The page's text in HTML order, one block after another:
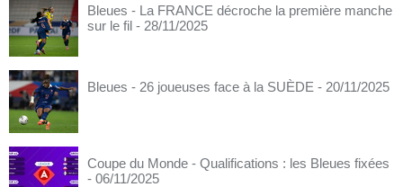
Bleues - La FRANCE décroche la première manche
sur le fil - 28/11/2025
Bleues - 26 joueuses face à la SUÈDE - 20/11/2025
Coupe du Monde - Qualifications : les Bleues fixées
- 06/11/2025